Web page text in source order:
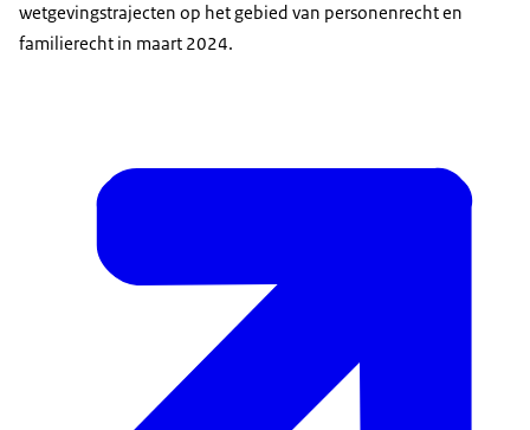
wetgevingstrajecten op het gebied van personenrecht en
familierecht in maart 2024.